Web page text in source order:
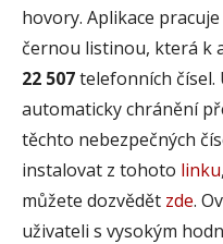
hovory. Aplikace
černou listinou, která k
22 507telefonních čísel.
automaticky chránění
těchto nebezpečných
instalovat z tohoto linku
můžete dozvědět zde.
uživateli s vysokým